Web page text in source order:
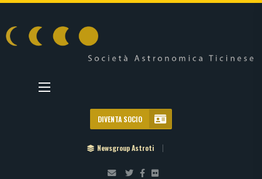
DIVENTA SOCIO
Newsgroup Astroti